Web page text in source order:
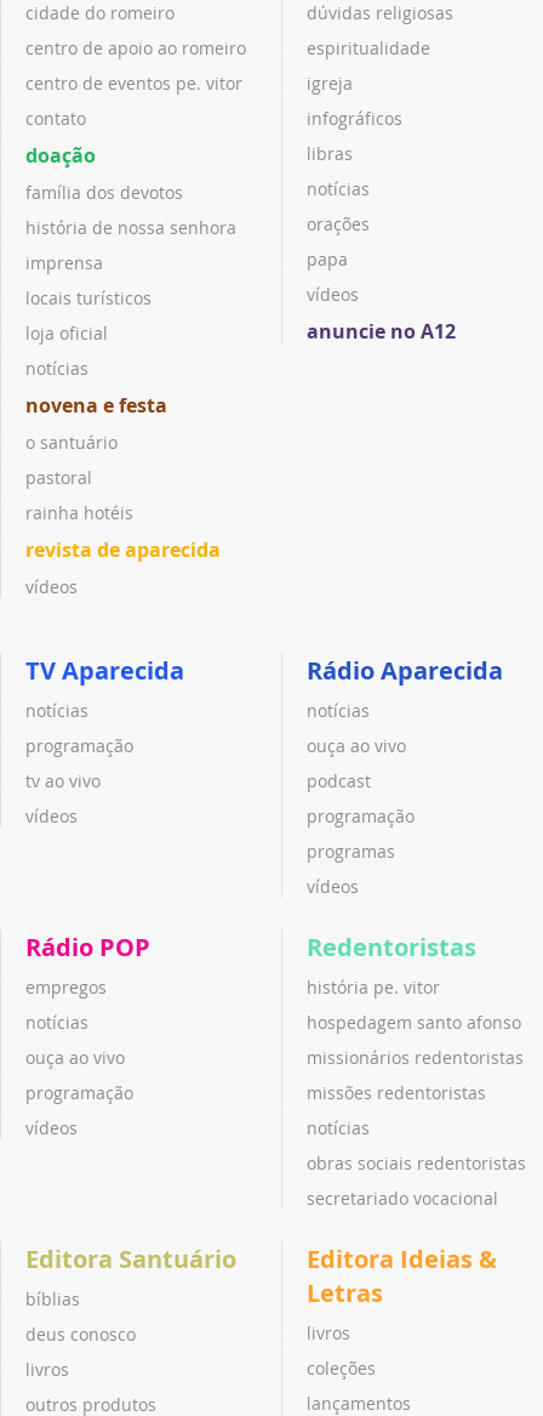
cidade do romeiro
centro de apoio ao romeiro
centro de eventos pe. vitor
contato
doação
família dos devotos
história de nossa senhora
imprensa
locais turísticos
loja oficial
notícias
novena e festa
o santuário
pastoral
rainha hotéis
revista de aparecida
vídeos
dúvidas religiosas
espiritualidade
igreja
infográficos
libras
notícias
orações
papa
vídeos
anuncie no A12
TV Aparecida
notícias
programação
tv ao vivo
vídeos
Rádio Aparecida
notícias
ouça ao vivo
podcast
programação
programas
vídeos
Rádio POP
empregos
notícias
ouça ao vivo
programação
vídeos
Redentoristas
história pe. vitor
hospedagem santo afonso
missionários redentoristas
missões redentoristas
notícias
obras sociais redentoristas
secretariado vocacional
Editora Santuário
bíblias
deus conosco
livros
outros produtos
Editora Ideias &
Letras
livros
coleções
lançamentos